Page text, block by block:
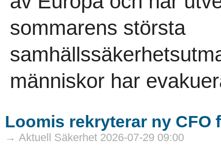
sommarens största
människor har
Loomis rekryterar ny CFO
→ Aktuell Säkerhet 2026-07-29 09:00